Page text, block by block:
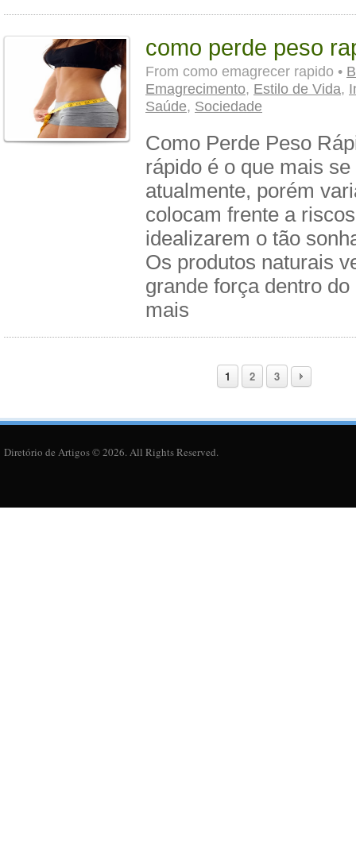
como perde peso
From como emagrecer rapido •
Emagrecimento, Estilo de Vida,
Saúde, Sociedade
Como Perde Peso
rápido é o que mais
atualmente, porém
colocam frente a
idealizarem o tão
Os produtos naturais
grande força dentro
mais
1 2 3
Diretório de Artigos © 2026. All Rights Reserved.